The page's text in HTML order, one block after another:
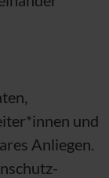
und
Anliegen.